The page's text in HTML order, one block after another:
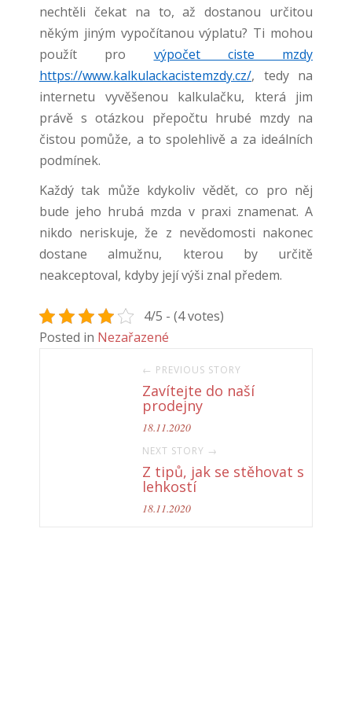
nechtěli čekat na to, až dostanou určitou
někým jiným vypočítanou výplatu? Ti mohou
použít pro výpočet ciste mzdy
https://www.kalkulackacistemzdy.cz/, tedy na
internetu vyvěšenou kalkulačku, která jim
právě s otázkou přepočtu hrubé mzdy na
čistou pomůže, a to spolehlivě a za ideálních
podmínek.
Každý tak může kdykoliv vědět, co pro něj
bude jeho hrubá mzda v praxi znamenat. A
nikdo neriskuje, že z nevědomosti nakonec
dostane almužnu, kterou by určitě
neakceptoval, kdyby její výši znal předem.
4/5 - (4 votes)
Posted in Nezařazené
← PREVIOUS STORY
Zavítejte do naší
prodejny
18.11.2020
NEXT STORY →
Z tipů, jak se stěhovat s
lehkostí
18.11.2020